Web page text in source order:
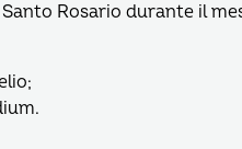
Rosario durante il